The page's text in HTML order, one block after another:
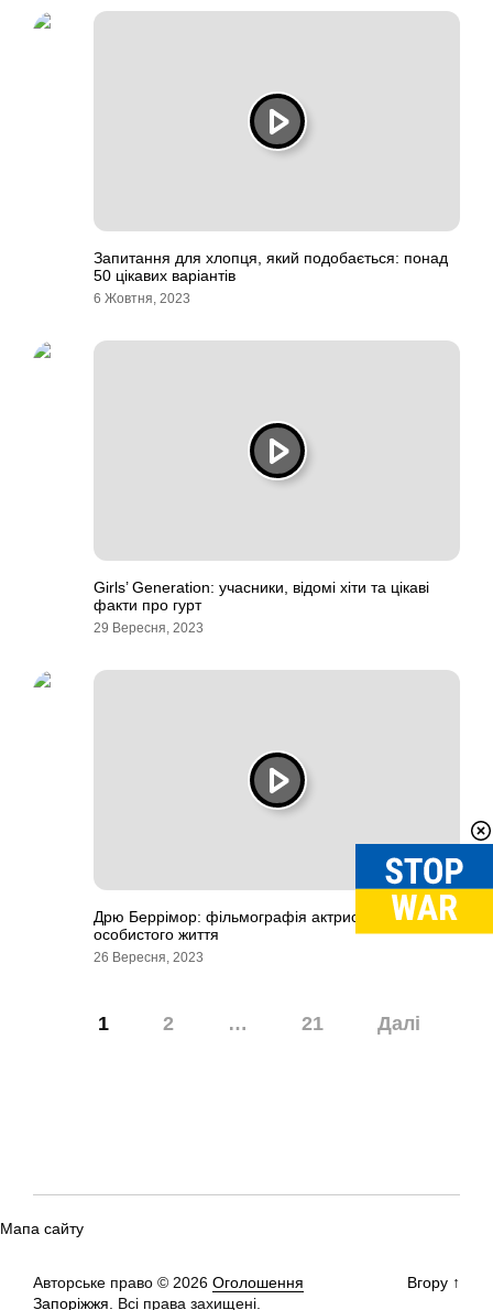
Запитання для хлопця, який подобається: понад
50 цікавих варіантів
6 Жовтня, 2023
Girls’ Generation: учасники, відомі хіти та цікаві
факти про гурт
29 Вересня, 2023
Дрю Беррімор: фільмографія актриси і факти з
особистого життя
26 Вересня, 2023
1 2 … 21 Далі
Мапа сайту
Авторське право © 2026 Оголошення
Запоріжжя.
Всі права захищені.
Вгору ↑